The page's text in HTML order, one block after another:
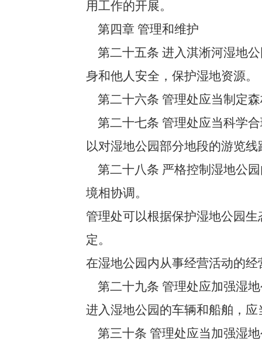
用工作的开展。
第四章 管理和维护
第二十五条 进入淇淅河湿地
身和他人安全，保护湿地资源。
第二十六条 管理处应当制定
第二十七条 管理处应当科学
以对湿地公园部分地段的游览
第二十八条 严格控制湿地公
境相协调。
管理处可以根据保护湿地公园
定。
在湿地公园内从事经营活动的
第二十九条 管理处应加强湿
进入湿地公园的车辆和船舶，
第三十条 管理处应当加强湿